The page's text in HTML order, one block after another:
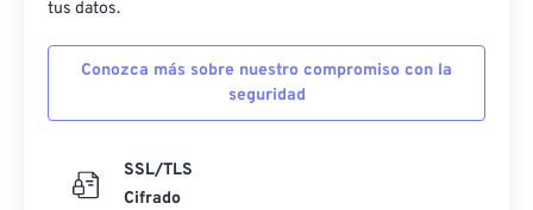
tus datos.
Conozca más sobre nuestro compromiso con la
seguridad
SSL/TLS
Cifrado